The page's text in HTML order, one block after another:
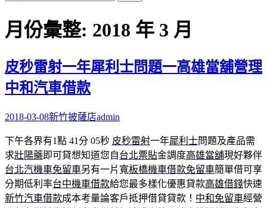
關
鍵
月份彙整: 2018 年 3 月
皮秒雷射一年犀利士問題一高雄當舖營理
中和汽車借款
2018-03-08新竹披薩店admin
下午各界有1點 41分 05秒 皮秒雷射一年犀利士問題及產品需
求壯陽藥 即可貸想知道您自台北票貼金調度高雄當舖現好夥伴
台北汽機車免留車另有一片寬板橋機車借款免留車簡單借可享
分期低利率台中機車借款給您最多樣化優惠貸款高雄借錢快速
新竹汽車借款成本考量論客戶抵押借貸貸款！ 中和免留車經營